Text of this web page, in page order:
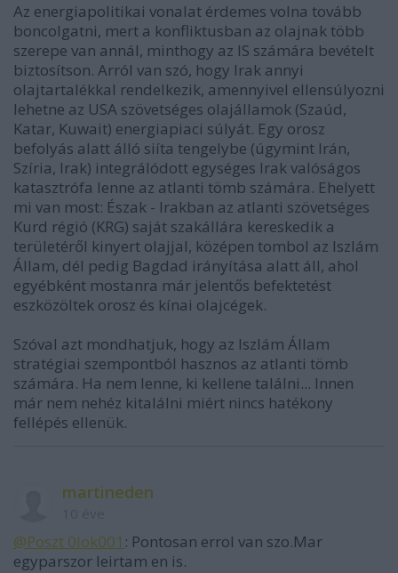
Az energiapolitikai vonalat érdemes volna tovább
boncolgatni, mert a konfliktusban az olajnak több
szerepe van annál, minthogy az IS számára bevételt
biztosítson. Arról van szó, hogy Irak annyi
olajtartalékkal rendelkezik, amennyivel ellensúlyozni
lehetne az USA szövetséges olajállamok (Szaúd,
Katar, Kuwait) energiapiaci súlyát. Egy orosz
befolyás alatt álló siíta tengelybe (úgymint Irán,
Szíria, Irak) integrálódott egységes Irak valóságos
katasztrófa lenne az atlanti tömb számára. Ehelyett
mi van most: Észak - Irakban az atlanti szövetséges
Kurd régió (KRG) saját szakállára kereskedik a
területéről kinyert olajjal, középen tombol az Iszlám
Állam, dél pedig Bagdad irányítása alatt áll, ahol
egyébként mostanra már jelentős befektetést
eszközöltek orosz és kínai olajcégek.
Szóval azt mondhatjuk, hogy az Iszlám Állam
stratégiai szempontból hasznos az atlanti tömb
számára. Ha nem lenne, ki kellene találni... Innen
már nem nehéz kitalálni miért nincs hatékony
fellépés ellenük.
martineden
@Poszt 0lok001 : Pontosan errol van szo.Mar
egyparszor leirtam en is.